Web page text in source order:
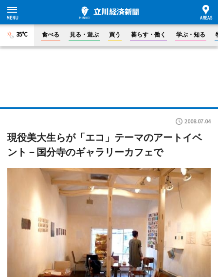
35°C 食べる 見る・遊ぶ 買う 暮らす・働く 学ぶ・知る
2008.07.04
現役美大生らが「エコ」テーマのアートイベ
ント－国分寺のギャラリーカフェで